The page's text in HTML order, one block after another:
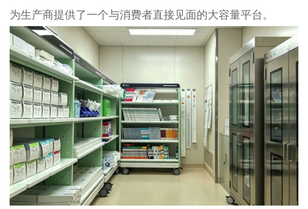
为生产商提供了一个与消费者直接见面的大容量平台。